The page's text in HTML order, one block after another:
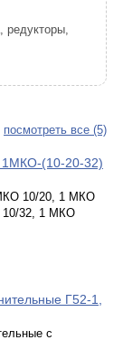
редукторы,
посмотреть все (5)
1МКО-(10-20-32)
10/20, 1 МКО
32, 1 МКО
Г52-1,
с